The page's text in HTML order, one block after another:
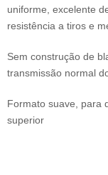
uniforme, excelente
resistência a tiros e
Sem construção de
transmissão normal
Formato suave, para
superior